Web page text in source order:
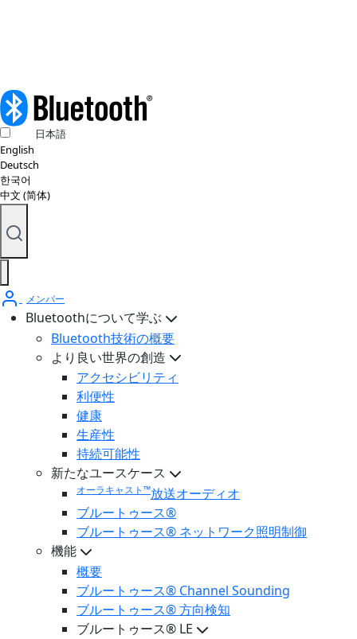
日本語
English
Deutsch
한국어
中文 (简体)
メンバー
Bluetoothについて学ぶ
Bluetooth技術の概要
より良い世界の創造
アクセシビリティ
利便性
健康
生産性
持続可能性
新たなユースケース
オーラキャスト™放送オーディオ
ブルートゥース®
ブルートゥース® ネットワーク照明制御
機能
概要
ブルートゥース® Channel Sounding
ブルートゥース® 方向検知
ブルートゥース® LE